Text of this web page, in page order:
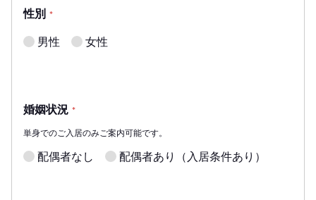
性別 *
男性 女性
婚姻状況 *
単身でのご入居のみご案内可能です。
配偶者なし 配偶者あり（入居条件あり）